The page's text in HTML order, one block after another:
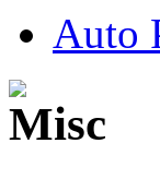
Auto